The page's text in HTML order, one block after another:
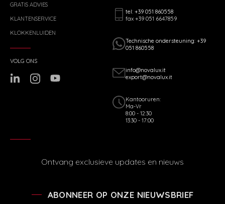
GRATIS ADVIES
KLANTENSERVICE
KLOKKENLUIDEN
tel: +39 051 860558
fax +39 051 6647859
Technische ondersteuning: +39
051 860558
info@novalux.it
export@novalux.it
Kantooruren:
Ma-Vr
8:00 - 12:30
13:30 - 17:00
VOLG ONS
Ontvang exclusieve updates en nieuws
ABONNEER OP ONZE NIEUWSBRIEF